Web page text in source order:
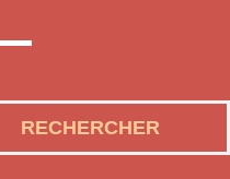
RECHERCHER